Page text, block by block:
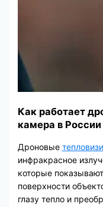
Как работает
камера в России
Дроновые
инфракрасное
которые
поверхности
глазу тепло и